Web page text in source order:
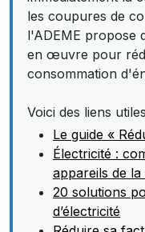
les coupures de
l'ADEME propose
en œuvre pour
consommation
Voici des liens
Le guide «
Électricité :
appareils de la
20 solutions
d’électricité